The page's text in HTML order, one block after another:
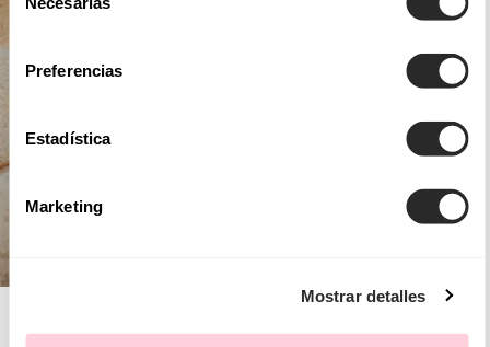
Preferencias
Estadística
Marketing
Mostrar detalles